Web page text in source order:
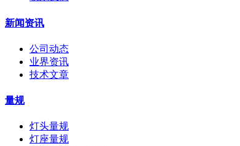
新闻资讯
公司动态
业界资讯
技术文章
量规
灯头量规
灯座量规